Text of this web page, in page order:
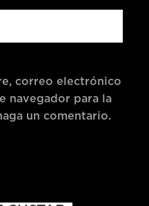
correo electrónico
navegador para la
un comentario.